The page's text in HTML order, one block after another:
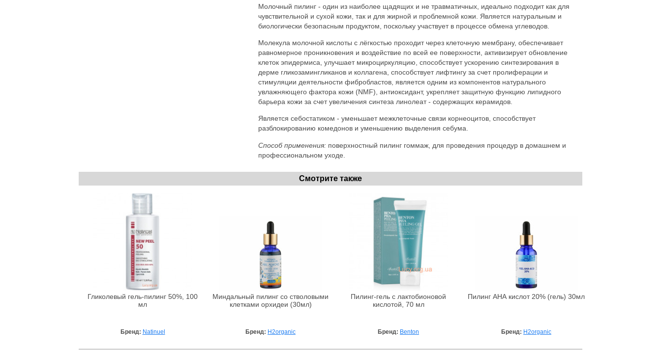
Молочный пилинг - один из наиболее щадящих и не травматичных, идеально подходит как для
чувствительной и сухой кожи, так и для жирной и проблемной кожи. Является натуральным и
биологически безопасным продуктом, поскольку участвует в процессе обмена углеводов.
Молекула молочной кислоты с лёгкостью проходит через клеточную мембрану, обеспечивает
равномерное проникновения и воздействие по всей ее поверхности, активизирует обновление
клеток эпидермиса, улучшает микроциркуляцию, способствует ускорению синтезирования в
дерме гликозамингликанов и коллагена, способствует лифтингу за счет пролиферации и
стимуляции деятельности фибробластов, является одним из компонентов натурального
увлажняющего фактора кожи (NMF), антиоксидант, укрепляет защитную функцию липидного
барьера кожи за счет увеличения синтеза линолеат - содержащих керамидов.
Является себостатиком - уменьшает межклеточные связи корнеоцитов, способствует
разблокированию комедонов и уменьшению выделения себума.
Способ применения: поверхностный пилинг гоммаж, для проведения процедур в домашнем и
профессиональном уходе.
Смотрите также
Гликолевый гель-пилинг 50%, 100
мл
Бренд: Natinuel
Миндальный пилинг со стволовыми
клетками орхидеи (30мл)
Бренд: H2organic
Пилинг-гель с лактобионовой
кислотой, 70 мл
Бренд: Benton
Пилинг АНА кислот 20% (гель) 30мл
Бренд: H2organic